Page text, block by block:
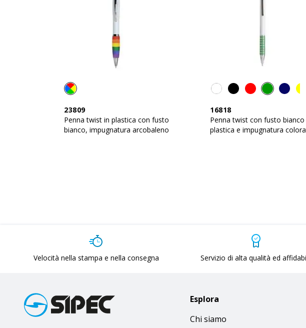
23809
Penna twist in plastica con fusto
bianco, impugnatura arcobaleno
16818
Penna twist con fusto bianco
plastica e impugnatura
Velocità nella stampa e nella consegna Servizio di alta qualità ed
Esplora
Chi siamo